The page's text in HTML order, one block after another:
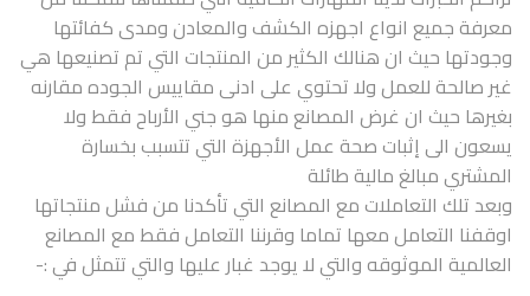
معرفة جميع انواع اجهزه الكشف والمعادن ومدى كفائتها
وجودتها حيث ان هنالك الكثير من المنتجات التي تم تصنيعها هي
غير صالحة للعمل ولا تحتوي على ادنى مقاييس الجوده مقارنه
بغيرها حيث ان غرض المصانع منها هو جني الأرباح فقط ولا
يسعون الى إثبات صحة عمل الأجهزة التي تتسبب بخسارة
المشتري مبالغ مالية طائلة
وبعد تلك التعاملات مع المصانع التي تأكدنا من فشل منتجاتها
اوقفنا التعامل معها تماما وقرننا التعامل فقط مع المصانع
العالمية الموثوقه والتي لا يوجد غبار عليها والتي تتمثل في :-